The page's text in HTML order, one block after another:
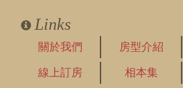
Links
關於我們 房型介紹
線上訂房 相本集